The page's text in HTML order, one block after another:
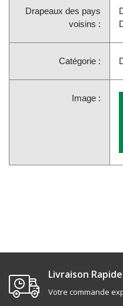
Drapeaux des pays
voisins :
Catégorie :
Image :
Livraison Rapide
Votre commande